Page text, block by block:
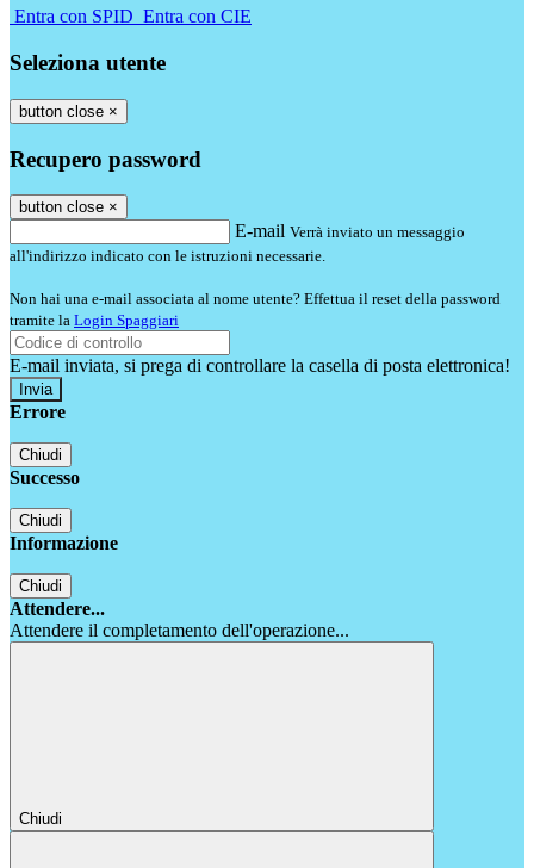
Entra con SPID Entra con CIE
Seleziona utente
button close ×
Recupero password
button close ×
E-mail Verrà inviato un messaggio
all'indirizzo indicato con le istruzioni necessarie.
Non hai una e-mail associata al nome utente? Effettua il reset della password
tramite la Login Spaggiari
E-mail inviata, si prega di controllare la casella di posta elettronica!
Errore
Chiudi
Successo
Chiudi
Informazione
Chiudi
Attendere...
Attendere il completamento dell'operazione...
Chiudi